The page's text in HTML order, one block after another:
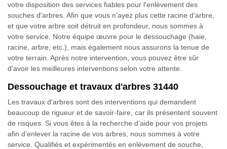
votre disposition des services fiables pour l'enlèvement des
souches d'arbres. Afin que vous n’ayez plus cette racine d’arbre,
et que votre arbre soit détruit en profondeur, nous sommes à
votre service. Notre équipe œuvre pour le dessouchage (haie,
racine, arbre, etc.), mais également nous assurons la tenue de
votre terrain. Après notre intervention, vous pouvez être sûr
d'avoir les meilleures interventions selon votre attente.
Dessouchage et travaux d'arbres 31440
Les travaux d'arbres sont des interventions qui demandent
beaucoup de rigueur et de savoir-faire, car ils présentent souvent
de risques. Si vous êtes à la recherche d’aide pour vos projets
afin d’enlever la racine de vos arbres, nous sommes à votre
service. Qualifiés et expérimentés en enlèvement de souche,